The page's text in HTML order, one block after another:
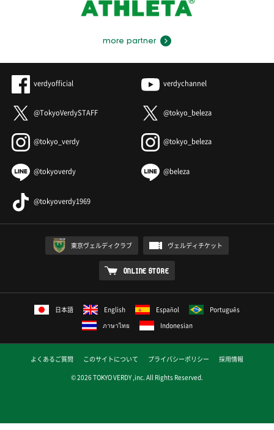
more partner
verdyofficial verdychannel
@TokyoVerdySTAFF @tokyo_beleza
@tokyo_verdy @tokyo_beleza
@tokyoverdy @beleza
@tokyoverdy1969
東京ヴェルディクラブ ヴェルディチケット
ONLINE STORE
日本語 English Español
Português
ภาษาไทย
Indonesian
よくあるご質問 このサイトについて プライバシーポリシー
採用情報
© 2026 TOKYO VERDY ,inc. All Rights Reserved.